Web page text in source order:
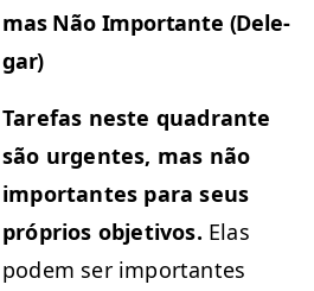
mas Não Impor­tante (Del­e­
gar)
Tare­fas neste quad­rante
são urgentes, mas não
impor­tantes para seus
próprios obje­tivos. Elas
podem ser impor­tantes